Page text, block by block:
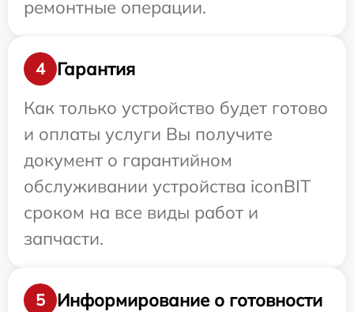
ремонтные операции.
4
Гарантия
Как только устройство будет готово
и оплаты услуги Вы получите
документ о гарантийном
обслуживании устройства iconBIT
сроком на все виды работ и
запчасти.
5
Информирование о готовности